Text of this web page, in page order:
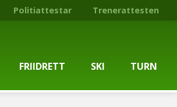
Politiattestar Trenerattesten
FRIIDRETT SKI TURN